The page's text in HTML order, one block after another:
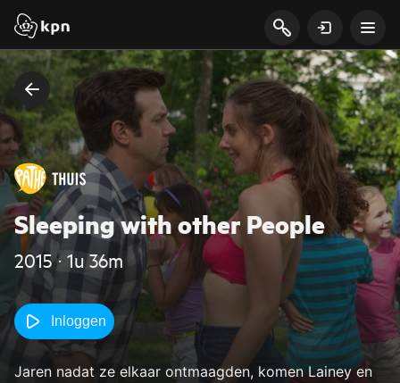
Sleeping with other People
2015 ‧ 1u 36m
Inloggen
Jaren nadat ze elkaar ontmaagden, komen Lainey en